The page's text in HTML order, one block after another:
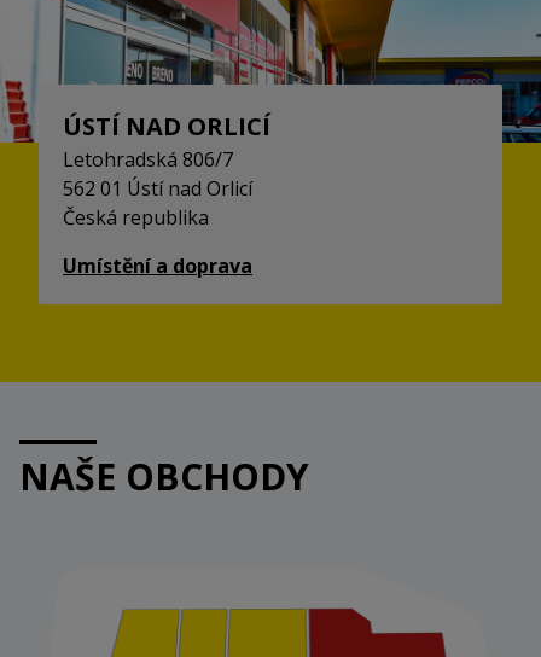
ÚSTÍ NAD ORLICÍ
Letohradská 806/7
562 01 Ústí nad Orlicí
Česká republika
Umístění a doprava
NAŠE OBCHODY